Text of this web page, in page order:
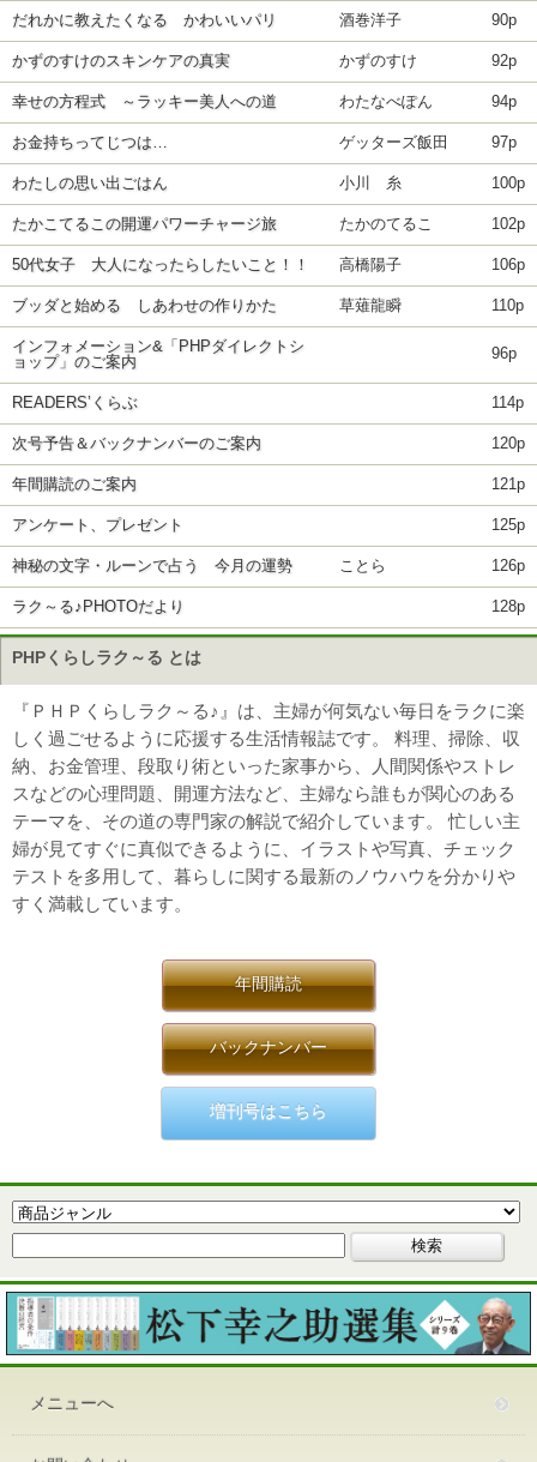
だれかに教えたくなる かわいいパリ 酒巻洋子 90p
かずのすけのスキンケアの真実 かずのすけ 92p
幸せの方程式 ～ラッキー美人への道 わたなべぽん 94p
お金持ちってじつは… ゲッターズ飯田 97p
わたしの思い出ごはん 小川 糸 100p
たかこてるこの開運パワーチャージ旅 たかのてるこ 102p
50代女子 大人になったらしたいこと！！ 高橋陽子 106p
ブッダと始める しあわせの作りかた 草薙龍瞬 110p
インフォメーション&「PHPダイレクトシ
ョップ」のご案内
96p
READERS’くらぶ 114p
次号予告＆バックナンバーのご案内 120p
年間購読のご案内 121p
アンケート、プレゼント 125p
神秘の文字・ルーンで占う 今月の運勢 ことら 126p
ラク～る♪PHOTOだより 128p
PHPくらしラク～る とは
『ＰＨＰくらしラク～る♪』は、主婦が何気ない毎日をラクに楽
しく過ごせるように応援する生活情報誌です。 料理、掃除、収
納、お金管理、段取り術といった家事から、人間関係やストレ
スなどの心理問題、開運方法など、主婦なら誰もが関心のある
テーマを、その道の専門家の解説で紹介しています。 忙しい主
婦が見てすぐに真似できるように、イラストや写真、チェック
テストを多用して、暮らしに関する最新のノウハウを分かりや
すく満載しています。
年間購読
バックナンバー
増刊号はこちら
メニューへ